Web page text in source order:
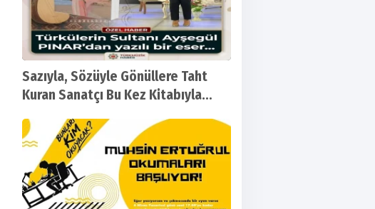
Sazıyla, Sözüyle Gönüllere Taht
Kuran Sanatçı Bu Kez Kitabıyla